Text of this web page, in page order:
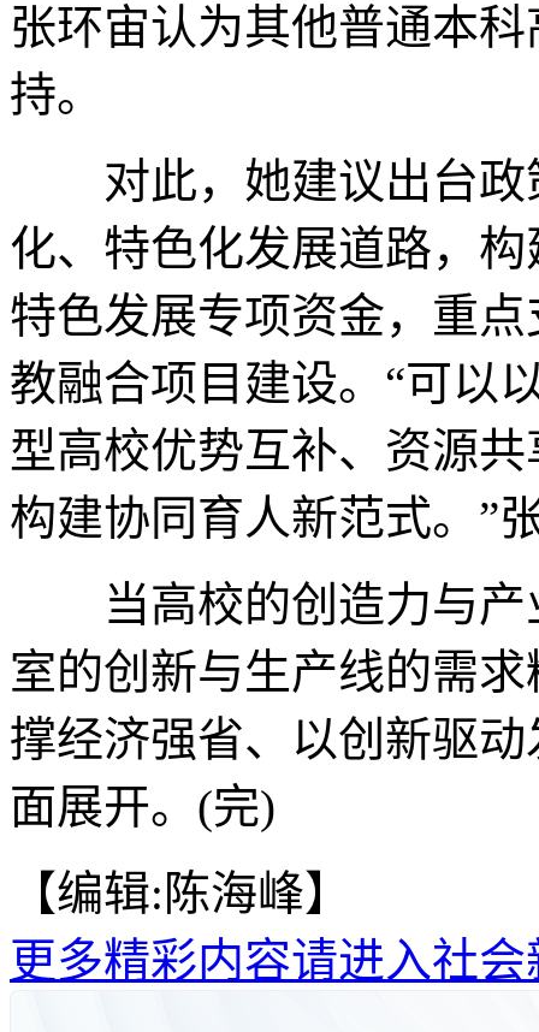
张环宙认为其他普通本
持。
对此，她建议出台政
化、特色化发展道路，
特色发展专项资金，重
教融合项目建设。“可以
型高校优势互补、资源
构建协同育人新范式。”
当高校的创造力与产
室的创新与生产线的需
撑经济强省、以创新驱
面展开。(完)
【编辑:陈海峰】
更多精彩内容请进入社会